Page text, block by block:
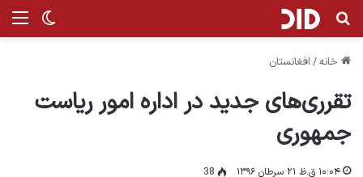
تغییر جستجو برای
خانه/ افغانستان
تقرری‌‌های جدید در اداره امور ریاست
جمهوری
۱۰:۰۴ ق.ظ ۲۱ سرطان ۱۳۹۶ 38